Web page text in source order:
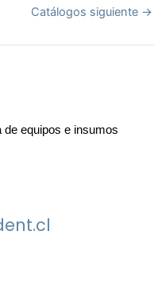
Catálogos siguiente →
equipos e insumos